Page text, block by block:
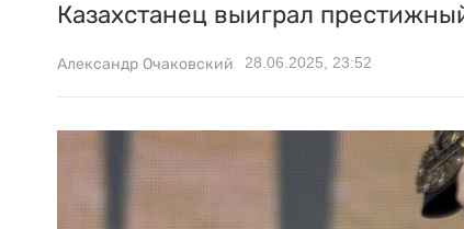
Казахстанец выиграл
Александр Очаковский 28.06.2025, 23:52